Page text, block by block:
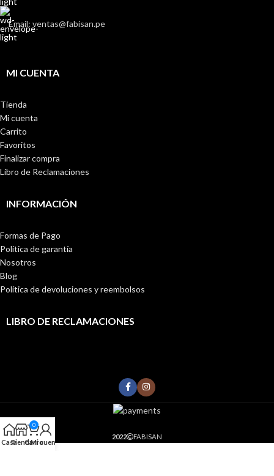
Email: ventas@fabisan.pe
MI CUENTA
Tienda
Mi cuenta
Carrito
Favoritos
Finalizar compra
Libro de Reclamaciones
INFORMACIÓN
Formas de Pago
Política de garantía
Nosotros
Blog
Política de devoluciones y reembolsos
LIBRO DE RECLAMACIONES
2022 FABISAN
CasaTienda
0
Carro
Mi cuenta